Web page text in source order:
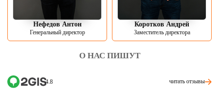
Нефедов Антон
Генеральный директор
Коротков Андрей
Заместитель директора
О НАС ПИШУТ
4.8 читать отзывы